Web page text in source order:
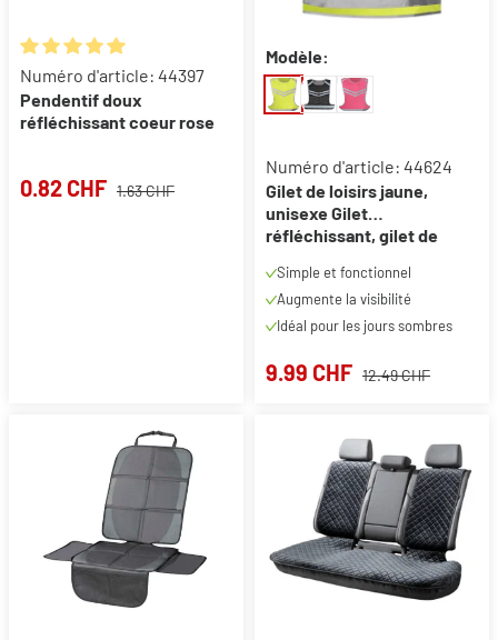
Note moyenne de 5 sur 5 étoiles
Numéro d'article: 44397
Pendentif doux
réfléchissant coeur rose
0.82 CHF 1.63 CHF
Modèle:
Numéro d'article: 44624
Gilet de loisirs jaune,
unisexe Gilet
réfléchissant, gilet de
taille S/M
Simple et fonctionnel
Augmente la visibilité
Idéal pour les jours sombres
9.99 CHF 12.49 CHF